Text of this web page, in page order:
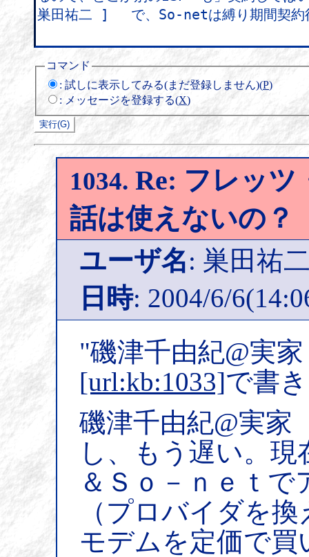
コマンド
: 試しに表示してみる(まだ登録しません)(P)
: メッセージを登録する(X)
1034. Re: フレッツ
話は使えないの？
ユーザ名: 巣田祐
日時: 2004/6/
"磯津千由紀@実
[url:kb:1033]で書
磯津千由紀@実
し、もう遅い。
＆Ｓｏ－ｎｅｔ
（プロバイダを
モデムを定価で